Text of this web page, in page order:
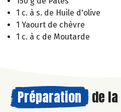
1 c. à s. de Huile d'olive
1 Yaourt de chèvre
1 c. à c de Moutarde
Préparation de la